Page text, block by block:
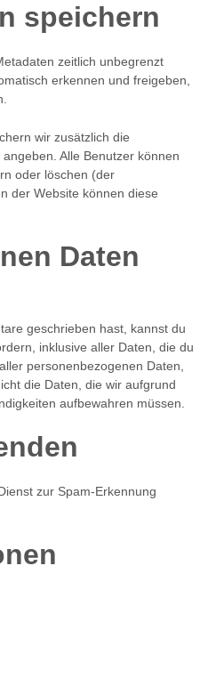
speichern
zeitlich unbegrenzt
erkennen und freigeben,
wir zusätzlich die
Alle Benutzer können
oder löschen (der
der Website können diese
Daten
geschrieben hast, kannst du
inklusive aller Daten, die du
personenbezogenen Daten,
die Daten, die wir aufgrund
aufbewahren müssen.
zur Spam-Erkennung